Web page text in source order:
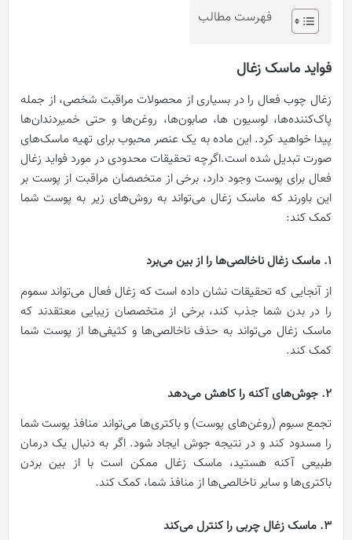
فهرست مطالب
فواید ماسک زغال
زغال چوب فعال را در بسیاری از محصولات مراقبت شخصی، از جمله
پاک‌کننده‌ها، لوسیون ها، صابون‌ها، روغن‌ها و حتی خمیردندان‌ها
پیدا خواهید کرد. این ماده به یک عنصر محبوب برای تهیه ماسک‌های
صورت تبدیل شده است.اگرچه تحقیقات محدودی در مورد فواید زغال
فعال برای پوست وجود دارد، برخی از متخصصان مراقبت از پوست بر
این باورند که ماسک زغال می‌تواند به روش‌های زیر به پوست شما
کمک کند:
1. ماسک زغال ناخالصی‌ها را از بین می‌برد
از آنجایی که تحقیقات نشان داده است که زغال فعال می‌تواند سموم
را در بدن شما جذب کند، برخی از متخصصان زیبایی معتقدند که
ماسک زغال می‌تواند به حذف ناخالصی‌ها و کثیفی‌ها از پوست شما
کمک کند.
2. جوش‌های آکنه را کاهش می‌دهد
تجمع سبوم (روغن‌های پوست) و باکتری‌ها می‌تواند منافذ پوست شما
را مسدود کند و در نتیجه جوش‌ ایجاد شود. اگر به دنبال یک درمان
طبیعی آکنه هستید، ماسک زغال ممکن است با از بین بردن
باکتری‌ها و سایر ناخالصی‌ها از منافذ شما، کمک کند.
3. ماسک زغال چربی را کنترل می‌کند